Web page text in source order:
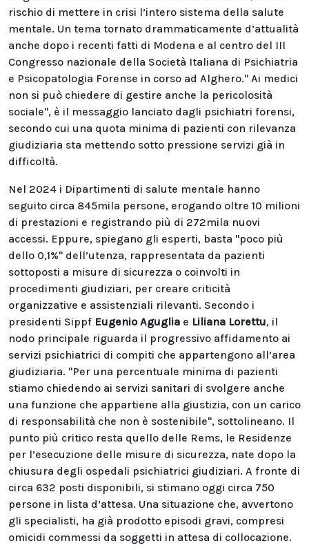
rischio di mettere in crisi l’intero sistema della salute
mentale. Un tema tornato drammaticamente d’attualità
anche dopo i recenti fatti di Modena e al centro del III
Congresso nazionale della Società Italiana di Psichiatria
e Psicopatologia Forense in corso ad Alghero." Ai medici
non si può chiedere di gestire anche la pericolosità
sociale", è il messaggio lanciato dagli psichiatri forensi,
secondo cui una quota minima di pazienti con rilevanza
giudiziaria sta mettendo sotto pressione servizi già in
difficoltà.
Nel 2024 i Dipartimenti di salute mentale hanno
seguito circa 845mila persone, erogando oltre 10 milioni
di prestazioni e registrando più di 272mila nuovi
accessi. Eppure, spiegano gli esperti, basta "poco più
dello 0,1%" dell’utenza, rappresentata da pazienti
sottoposti a misure di sicurezza o coinvolti in
procedimenti giudiziari, per creare criticità
organizzative e assistenziali rilevanti. Secondo i
presidenti Sippf Eugenio Aguglia e Liliana Lorettu, il
nodo principale riguarda il progressivo affidamento ai
servizi psichiatrici di compiti che appartengono all’area
giudiziaria. "Per una percentuale minima di pazienti
stiamo chiedendo ai servizi sanitari di svolgere anche
una funzione che appartiene alla giustizia, con un carico
di responsabilità che non è sostenibile", sottolineano. Il
punto più critico resta quello delle Rems, le Residenze
per l’esecuzione delle misure di sicurezza, nate dopo la
chiusura degli ospedali psichiatrici giudiziari. A fronte di
circa 632 posti disponibili, si stimano oggi circa 750
persone in lista d’attesa. Una situazione che, avvertono
gli specialisti, ha già prodotto episodi gravi, compresi
omicidi commessi da soggetti in attesa di collocazione.